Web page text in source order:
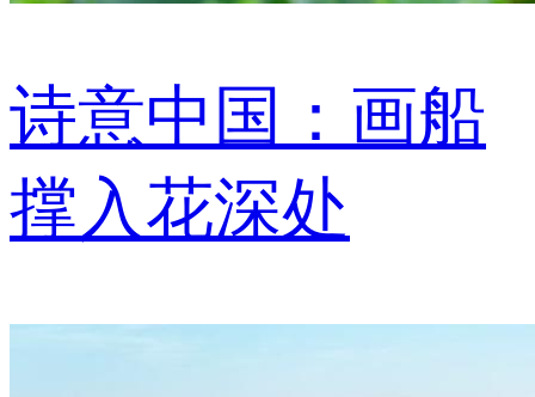
诗意中国：画船
撑入花深处